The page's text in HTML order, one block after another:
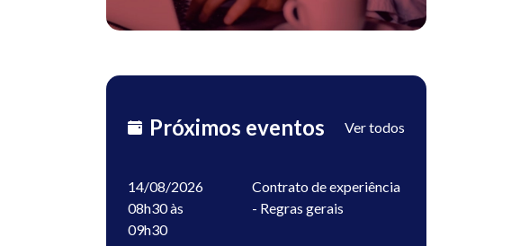
Próximos eventos Ver todos
14/08/2026
08h30 às
09h30
Contrato de experiência
- Regras gerais